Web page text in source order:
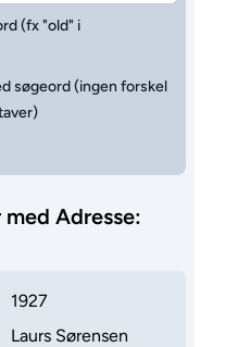
(fx "old" i
søgeord (ingen forskel
Adresse:
1927
Laurs Sørensen